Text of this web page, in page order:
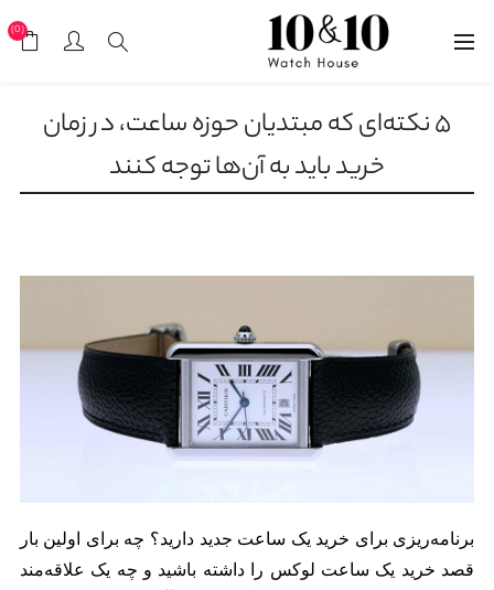
(0)
۵ نکته‌ای که مبتدیان حوزه ساعت، در زمان
خرید باید به آن‌ها توجه کنند
برنامه‌ریزی برای خرید یک ساعت جدید دارید؟ چه برای اولین بار
قصد خرید یک ساعت لوکس را داشته باشید و چه یک علاقه‌مند